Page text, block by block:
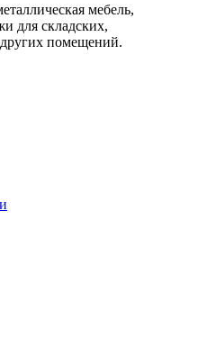
мебель,
для складских,
помещений.